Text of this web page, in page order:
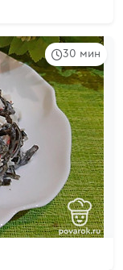
30 мин